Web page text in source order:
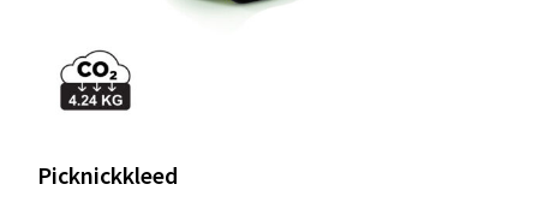
Picknickkleed